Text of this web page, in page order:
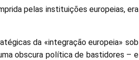
pelas instituições europeias, era
da «integração europeia» sob
obscura política de bastidores – e